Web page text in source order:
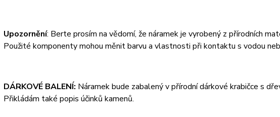
Upozornění: Berte prosím na vědomí, že náramek je vyrobený z přírodních
Použité komponenty mohou měnit barvu a vlastnosti při kontaktu s vodou
DÁRKOVÉ BALENÍ: Náramek bude zabalený v přírodní dárkové krabičce s
Přikládám také popis účinků kamenů.